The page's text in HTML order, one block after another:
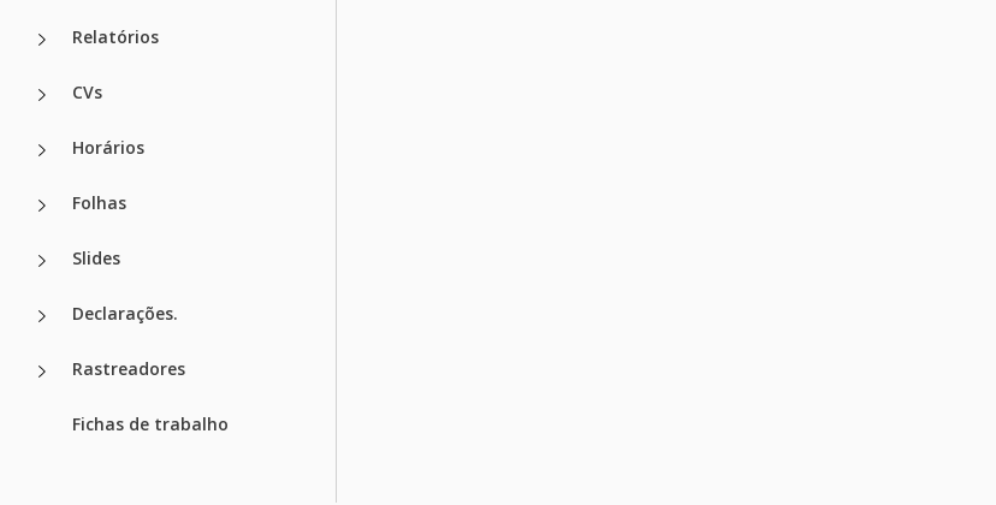
Relatórios
CVs
Horários
Folhas
Slides
Declarações.
Rastreadores
Fichas de trabalho